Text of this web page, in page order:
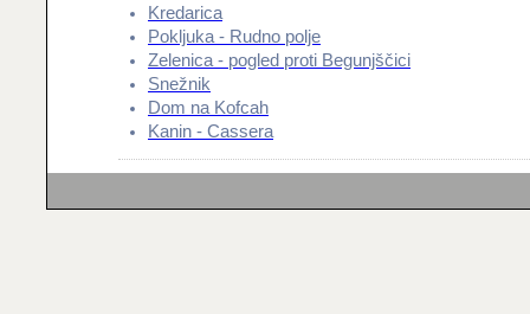
Kredarica
Pokljuka - Rudno polje
Zelenica - pogled proti Begunjščici
Snežnik
Dom na Kofcah
Kanin - Cassera